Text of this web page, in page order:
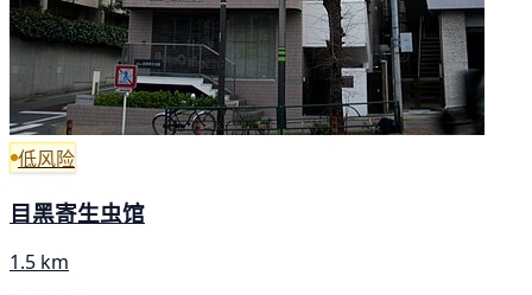
低风险
目黑寄生虫馆
1.5 km